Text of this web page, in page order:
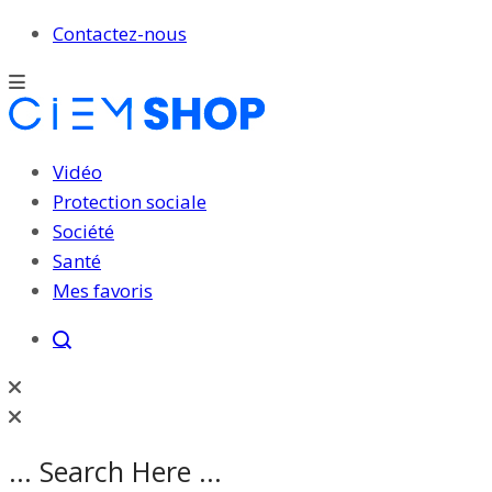
Contactez-nous
Vidéo
Protection sociale
Société
Santé
Mes favoris
... Search Here ...